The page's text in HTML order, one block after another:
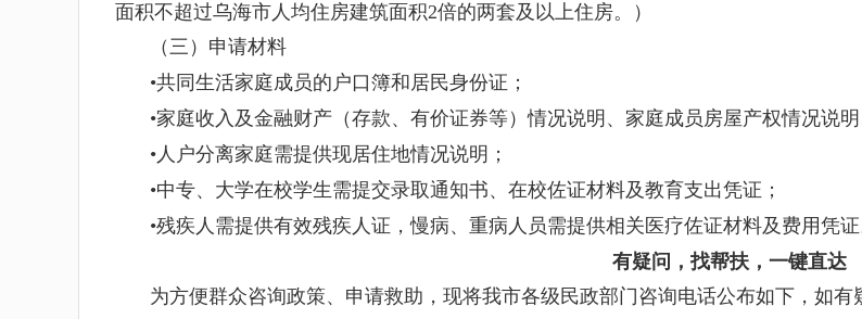
面积不超过乌海市人均住房建筑面积2倍的两套及以上住房。）
（三）申请材料
•共同生活家庭成员的户口簿和居民身份证；
•家庭收入 及金融财产（存款、有价证券等）情况说明、家庭成员房屋产权情况说
•人户分离家庭需提供现居住地情况说明；
•中专、大学在校学生需提交录取通知书、在校佐证材料及教育支出凭证；
•残疾人需提供有效残疾人证，慢病、重病人员需提供相关医疗佐证材料及费用凭证
有疑问，找帮扶，一键直达
为方便群众咨询政策、申请救助，现将我市各级民政部门咨询电话公布如下，如